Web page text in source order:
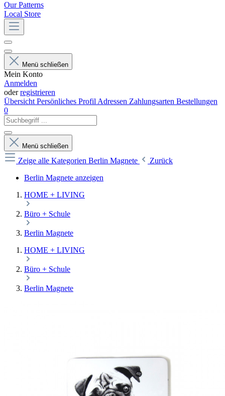
Our Patterns
Local Store
Menü schließen
Mein Konto
Anmelden
oderregistrieren
Übersicht Persönliches Profil Adressen Zahlungsarten Bestellungen
0
Menü schließen
Zeige alle Kategorien Berlin Magnete
Zurück
Berlin Magnete anzeigen
HOME + LIVING
Büro + Schule
Berlin Magnete
HOME + LIVING
Büro + Schule
Berlin Magnete